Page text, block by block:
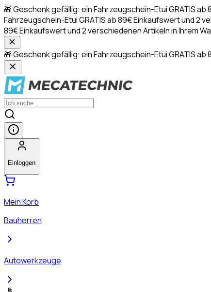
🎁 Geschenk gefällig: ein Fahrzeugschein-Etui GRATIS
Fahrzeugschein-Etui GRATIS ab 89€ Einkaufswert und 2
89€ Einkaufswert und 2 verschiedenen Artikeln in Ihrem
🎁 Geschenk gefällig: ein Fahrzeugschein-Etui GRATIS
Einloggen
Mein Korb
Bauherren
Autowerkzeuge